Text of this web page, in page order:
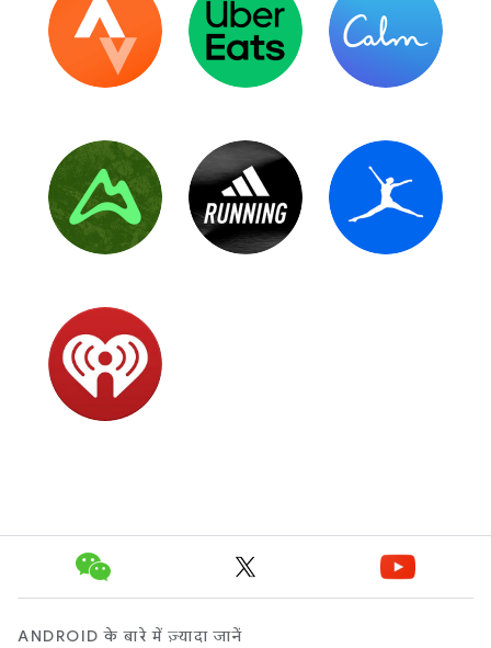
ANDROID के बारे में ज़्यादा जानें